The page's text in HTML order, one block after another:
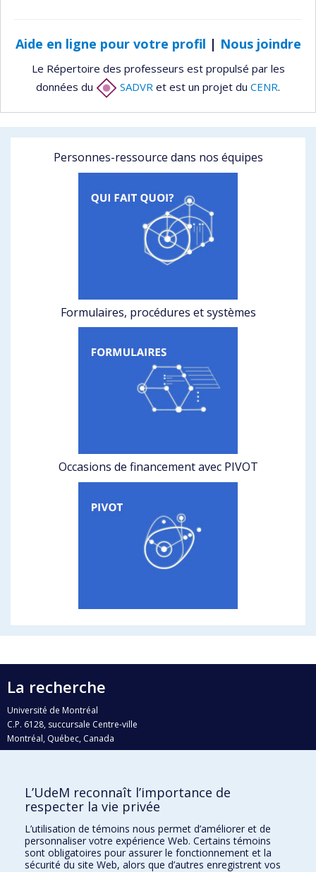
Aide en ligne pour votre profil | Nous joindre
Le Répertoire des professeurs est propulsé par les
données du
SADVR et est un projet du CENR.
Personnes-ressource dans nos équipes
Formulaires, procédures et systèmes
Occasions de financement avec PIVOT
La recherche
Université de Montréal
C.P. 6128, succursale Centre-ville
Montréal, Québec, Canada
H3C 3J7
Qui fait quoi?
Nous trouver
Plan du site
L’UdeM reconnaît l’importance de
respecter la vie privée
L’utilisation de témoins nous permet d’améliorer et de
personnaliser votre expérience Web. Certains témoins
sont obligatoires pour assurer le fonctionnement et la
sécurité du site Web, alors que d’autres enregistrent vos